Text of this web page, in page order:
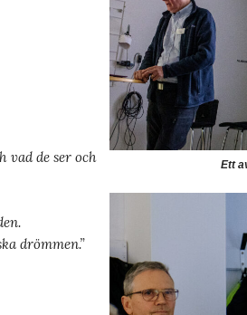
vad de ser och
drömmen.”
Ett